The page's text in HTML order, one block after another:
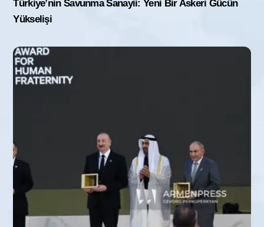
Türkiye’nin Savunma Sanayii: Yeni Bir Askeri Gücün
Yükselişi